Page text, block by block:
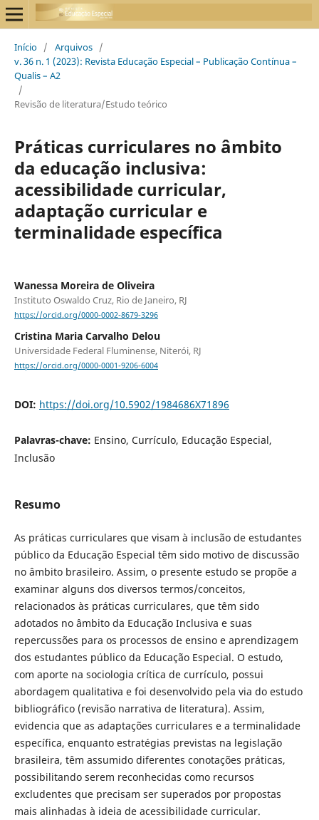
Início / Arquivos /
v. 36 n. 1 (2023): Revista Educação Especial – Publicação Contínua –
Qualis – A2
/
Revisão de literatura/Estudo teórico
Práticas curriculares no âmbito
da educação inclusiva:
acessibilidade curricular,
adaptação curricular e
terminalidade específica
Wanessa Moreira de Oliveira
Instituto Oswaldo Cruz, Rio de Janeiro, RJ
https://orcid.org/0000-0002-8679-3296
Cristina Maria Carvalho Delou
Universidade Federal Fluminense, Niterói, RJ
https://orcid.org/0000-0001-9206-6004
DOI: https://doi.org/10.5902/1984686X71896
Palavras-chave: Ensino, Currículo, Educação Especial,
Inclusão
Resumo
As práticas curriculares que visam à inclusão de estudantes
público da Educação Especial têm sido motivo de discussão
no âmbito brasileiro. Assim, o presente estudo se propõe a
examinar alguns dos diversos termos/conceitos,
relacionados às práticas curriculares, que têm sido
adotados no âmbito da Educação Inclusiva e suas
repercussões para os processos de ensino e aprendizagem
dos estudantes público da Educação Especial. O estudo,
com aporte na sociologia crítica de currículo, possui
abordagem qualitativa e foi desenvolvido pela via do estudo
bibliográfico (revisão narrativa de literatura). Assim,
evidencia que as adaptações curriculares e a terminalidade
específica, enquanto estratégias previstas na legislação
brasileira, têm assumido diferentes conotações práticas,
possibilitando serem reconhecidas como recursos
excludentes que precisam ser superados por propostas
mais alinhadas à ideia de acessibilidade curricular.